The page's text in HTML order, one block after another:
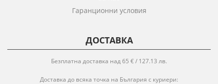
Гаранционни условия
ДОСТАВКА
Безплатна доставка над 65 € / 127.13 лв.
Доставка до всяка точка на България с куриери: